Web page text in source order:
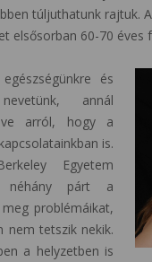
túljuthatunk rajtuk.
elsősorban 60-70 éves
és
annál
arról, hogy a
is.
Egyetem
néhány párt a
problémáikat,
nem tetszik nekik.
a helyzetben is